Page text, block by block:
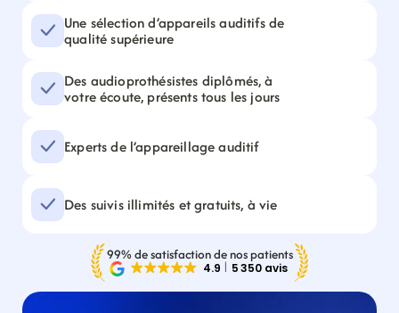
Une sélection d’appareils auditifs de
qualité supérieure
Des audioprothésistes diplômés, à
votre écoute, présents tous les jours
Experts de l’appareillage auditif
Des suivis illimités et gratuits, à vie
99% de satisfaction de nos patients